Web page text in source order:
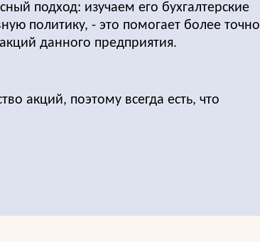
подход: изучаем его бухгалтерские
политику, - это помогает более точно
данного предприятия.
акций, поэтому всегда есть, что